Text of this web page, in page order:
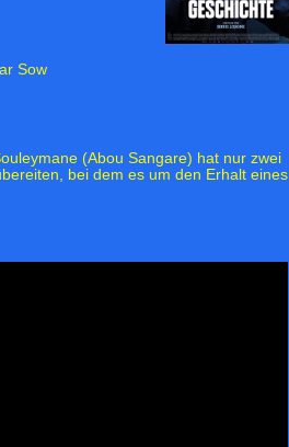
Sow
(Abou Sangare) hat nur zwei
bei dem es um den Erhalt eines